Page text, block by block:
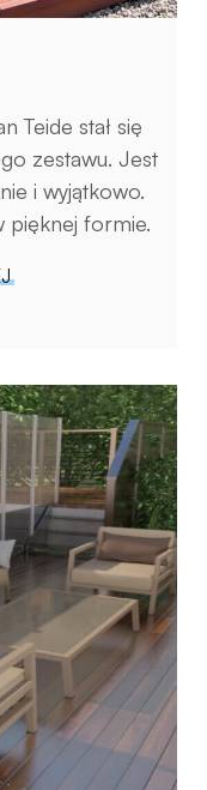
Teide stał się
zestawu. Jest
i wyjątkowo.
pięknej formie.